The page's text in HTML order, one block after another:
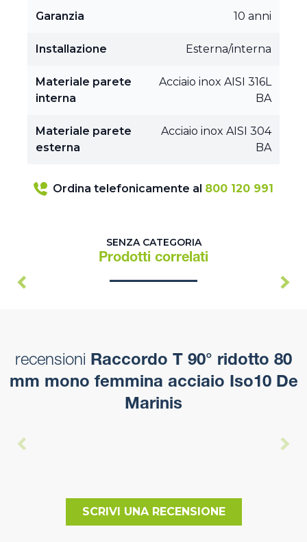
Garanzia 10 anni
Installazione Esterna/interna
Materiale parete
interna
Acciaio inox AISI 316L
BA
Materiale parete
esterna
Acciaio inox AISI 304
BA
Ordina telefonicamente al 800 120 991
SENZA CATEGORIA
Prodotti correlati
recensioni Raccordo T 90° ridotto 80
mm mono femmina acciaio Iso10 De
Marinis
SCRIVI UNA RECENSIONE